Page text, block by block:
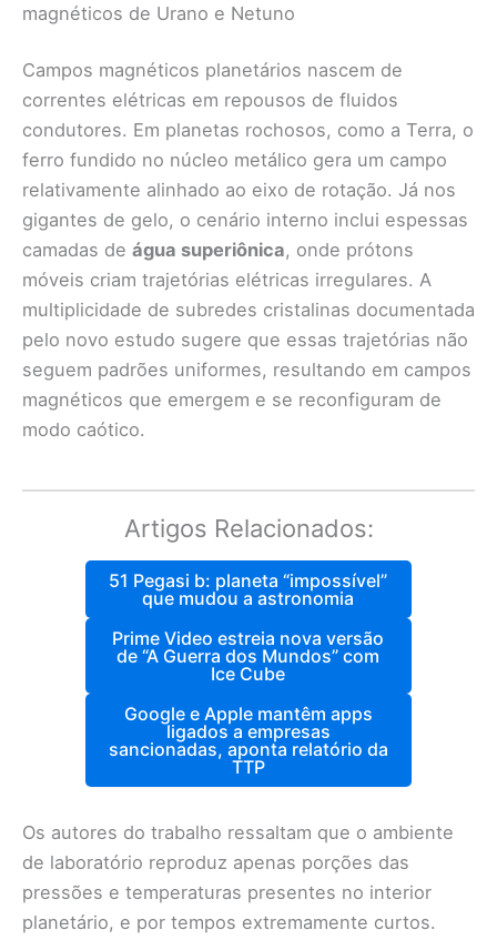
magnéticos de Urano e Netuno
Campos magnéticos planetários nascem de
correntes elétricas em repousos de fluidos
condutores. Em planetas rochosos, como a Terra, o
ferro fundido no núcleo metálico gera um campo
relativamente alinhado ao eixo de rotação. Já nos
gigantes de gelo, o cenário interno inclui espessas
camadas de água superiônica, onde prótons
móveis criam trajetórias elétricas irregulares. A
multiplicidade de subredes cristalinas documentada
pelo novo estudo sugere que essas trajetórias não
seguem padrões uniformes, resultando em campos
magnéticos que emergem e se reconfiguram de
modo caótico.
Artigos Relacionados:
51 Pegasi b: planeta “impossível”
que mudou a astronomia
Prime Video estreia nova versão
de “A Guerra dos Mundos” com
Ice Cube
Google e Apple mantêm apps
ligados a empresas
sancionadas, aponta relatório da
TTP
Os autores do trabalho ressaltam que o ambiente
de laboratório reproduz apenas porções das
pressões e temperaturas presentes no interior
planetário, e por tempos extremamente curtos.